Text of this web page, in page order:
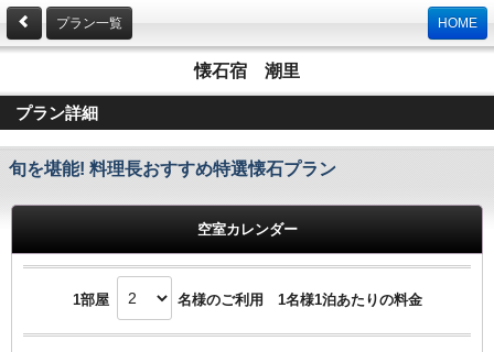
プラン一覧 HOME
懐石宿 潮里
プラン詳細
旬を堪能! 料理長おすすめ特選懐石プラン
空室カレンダー
1部屋 名様のご利用 1名様1泊あたりの料金